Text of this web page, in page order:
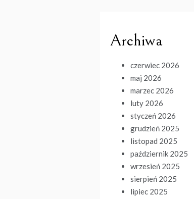
Archiwa
czerwiec 2026
maj 2026
marzec 2026
luty 2026
styczeń 2026
grudzień 2025
listopad 2025
październik 2025
wrzesień 2025
sierpień 2025
lipiec 2025